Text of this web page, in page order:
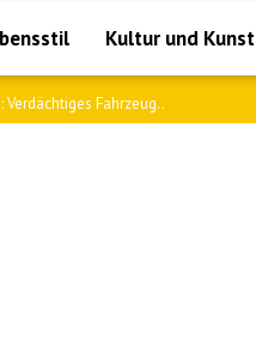
Kultur und Kunst
Fahrzeug..